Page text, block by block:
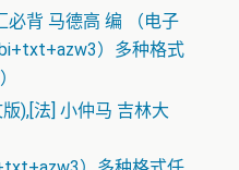
必背 马德高 编 （电子
）多种格式
),[法] 小仲马 吉林大